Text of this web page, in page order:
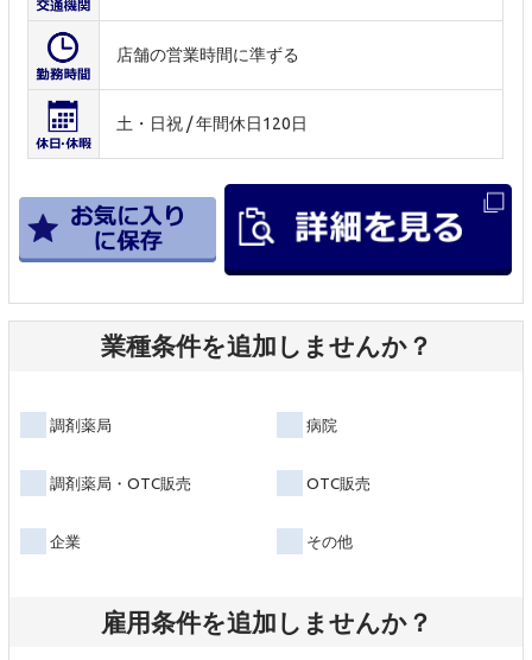
店舗の営業時間に準ずる
土・日祝 / 年間休日120日
業種条件を追加しませんか？
調剤薬局 病院
調剤薬局・OTC販売 OTC販売
企業 その他
雇用条件を追加しませんか？